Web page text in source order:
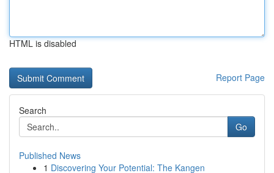
HTML is disabled
Report Page
Search
Go
Published News
1 Discovering Your Potential: The Kangen